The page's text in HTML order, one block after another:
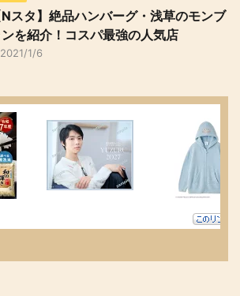
Nスタ】絶品ハンバーグ・浅草のモンブ
を紹介！コスパ最強の人気店
2021/1/6